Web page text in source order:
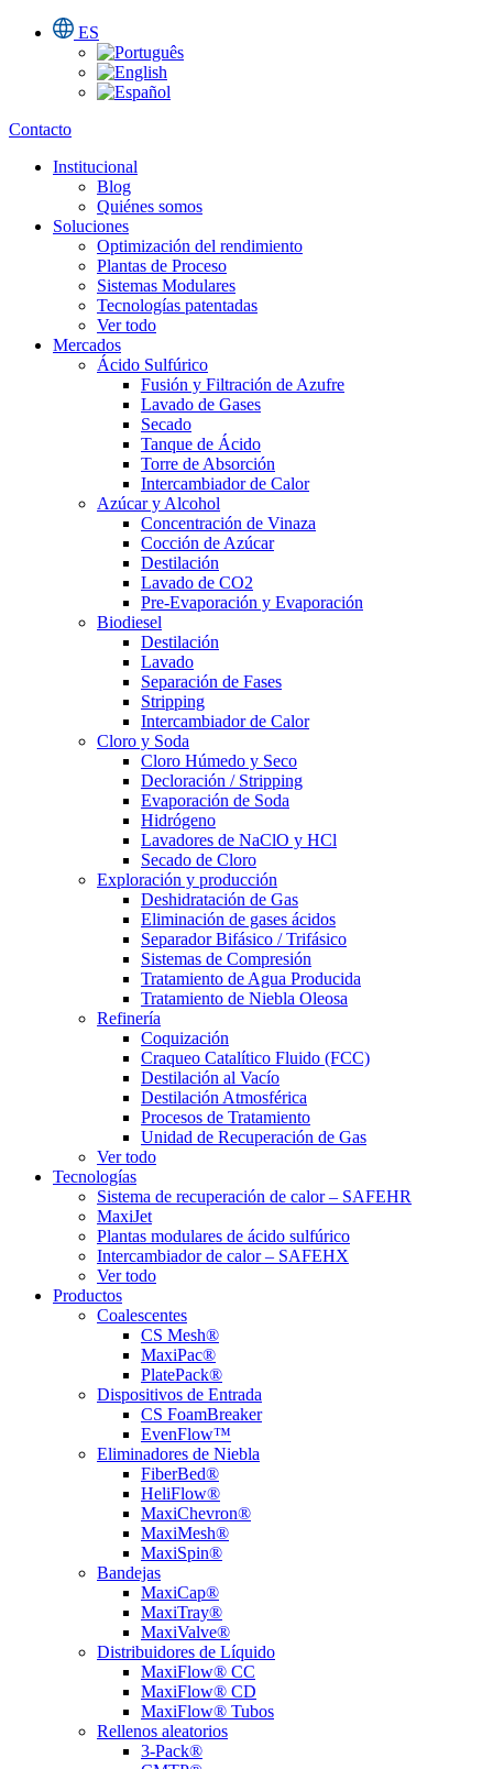
ES
Contacto
Institucional
Blog
Quiénes somos
Soluciones
Optimización del rendimiento
Plantas de Proceso
Sistemas Modulares
Tecnologías patentadas
Ver todo
Mercados
Ácido Sulfúrico
Fusión y Filtración de Azufre
Lavado de Gases
Secado
Tanque de Ácido
Torre de Absorción
Intercambiador de Calor
Azúcar y Alcohol
Concentración de Vinaza
Cocción de Azúcar
Destilación
Lavado de CO2
Pre-Evaporación y Evaporación
Biodiesel
Destilación
Lavado
Separación de Fases
Stripping
Intercambiador de Calor
Cloro y Soda
Cloro Húmedo y Seco
Decloración / Stripping
Evaporación de Soda
Hidrógeno
Lavadores de NaClO y HCl
Secado de Cloro
Exploración y producción
Deshidratación de Gas
Eliminación de gases ácidos
Separador Bifásico / Trifásico
Sistemas de Compresión
Tratamiento de Agua Producida
Tratamiento de Niebla Oleosa
Refinería
Coquización
Craqueo Catalítico Fluido (FCC)
Destilación al Vacío
Destilación Atmosférica
Procesos de Tratamiento
Unidad de Recuperación de Gas
Ver todo
Tecnologías
Sistema de recuperación de calor – SAFEHR
MaxiJet
Plantas modulares de ácido sulfúrico
Intercambiador de calor – SAFEHX
Ver todo
Productos
Coalescentes
CS Mesh®
MaxiPac®
PlatePack®
Dispositivos de Entrada
CS FoamBreaker
EvenFlow™
Eliminadores de Niebla
FiberBed®
HeliFlow®
MaxiChevron®
MaxiMesh®
MaxiSpin®
Bandejas
MaxiCap®
MaxiTray®
MaxiValve®
Distribuidores de Líquido
MaxiFlow® CC
MaxiFlow® CD
MaxiFlow® Tubos
Rellenos aleatorios
3-Pack®